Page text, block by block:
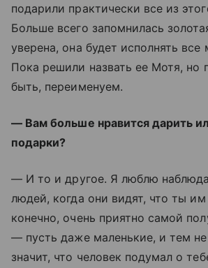
подарили практически все из
Больше всего запомнилась
уверена, она будет исполнять
Пока решили назвать ее Мотя, но
быть, переименуем.
— Вам больше нравится дарить
подарки?
— И то и другое. Я люблю
людей, когда они видят, что ты
конечно, очень приятно самой
— пусть даже маленькие, и тем
значит, что человек подумал о